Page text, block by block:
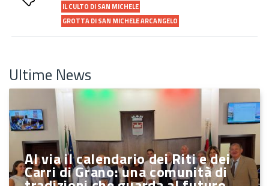
IL CULTO DI SAN MICHELE
GROTTA DI SAN MICHELE ARCANGELO
Ultime News
Al via il calendario dei Riti e dei
Carri di Grano: una comunità di